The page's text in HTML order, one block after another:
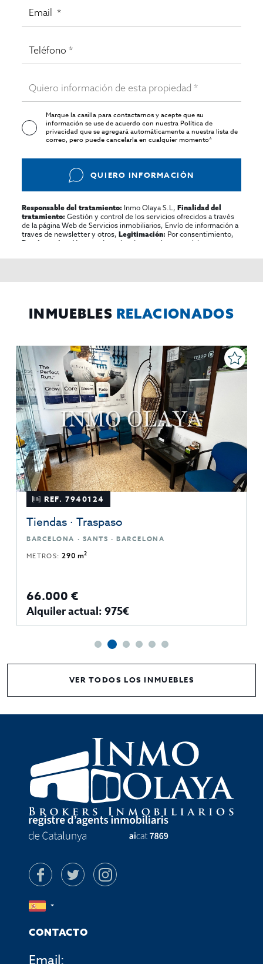
Marque la casilla para contactarnos y acepte que su
información se use de acuerdo con nuestraPolítica de
privacidadque se agregará automáticamente a nuestra lista de
correo, pero puede cancelarla en cualquier momento*
QUIERO INFORMACIÓN
Responsable del tratamiento: Inmo Olaya S.L,Finalidad del
tratamiento: Gestión y control de los servicios ofrecidos a través
de la página Web de Servicios inmobiliarios, Envío de información a
traves de newsletter y otros,Legitimación: Por consentimiento,
Destinatarios:
No se cederan los datos, salvo para elaborar
rectificar y suprimir los datos, solicitar la portabilidad de los
INMUEBLES RELACIONADOS
REF. 7940124
Tiendas · Traspaso
BARCELONA · SANTS · BARCELONA
METROS:290 m2
66.000 €
Alquiler actual: 975€
VER TODOS LOS INMUEBLES
CONTACTO